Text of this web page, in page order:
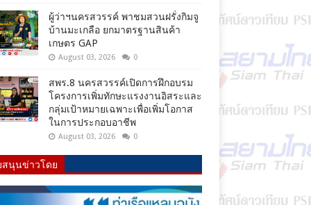
ผู้ว่าฯนครสวรรค์ พาชมสวนฝรั่งกิมจู
บ้านมะเกลือ ยกมาตรฐานสินค้า
เกษตร GAP
August 03, 2026 0
สพร.8 นครสวรรค์เปิดการฝึกอบรม
โครงการเพิ่มทักษะแรงงานอิสระและ
กลุ่มเป้าหมายเฉพาะเพื่อเพิ่มโอกาส
ในการประกอบอาชีพ
August 03, 2026 0
นุนข่าวโดย